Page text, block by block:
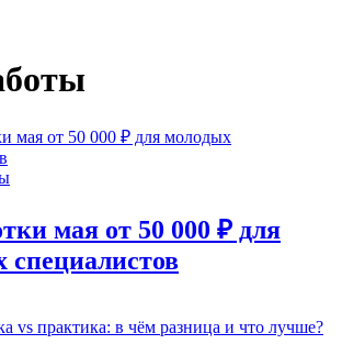
мая от 50 000 ₽ для
специалистов